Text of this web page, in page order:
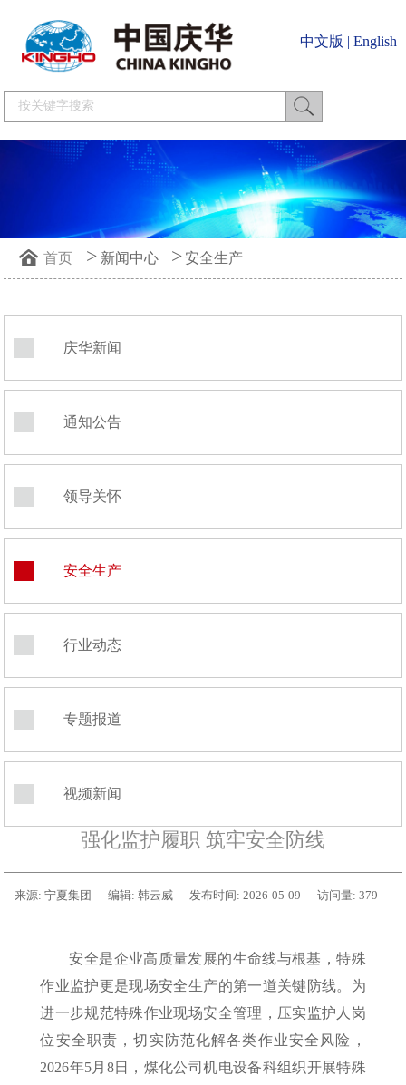
中文版 | English
首页 > 新闻中心 > 安全生产
庆华新闻
通知公告
领导关怀
安全生产
行业动态
专题报道
视频新闻
强化监护履职 筑牢安全防线
来源: 宁夏集团 编辑: 韩云威 发布时间: 2026-05-09 访问量: 379
安全是企业高质量发展的生命线与根基，特殊
作业监护更是现场安全生产的第一道关键防线。为
进一步规范特殊作业现场安全管理，压实监护人岗
位安全职责，切实防范化解各类作业安全风险，
2026年5月8日，煤化公司机电设备科组织开展特殊